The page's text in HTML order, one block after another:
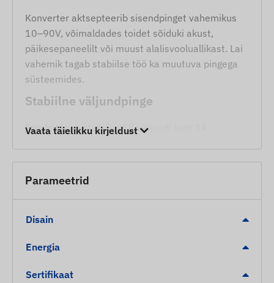
Konverter aktsepteerib sisendpinget vahemikus
10–90V, võimaldades toidet sõiduki akust,
päikesepaneelilt või muust alalisvooluallikast. Lai
vahemik tagab stabiilse töö ka muutuva pingega
süsteemides.
Stabiilne väljundpinge
Seade tagab stabiilse 5V väljundi kuni 3A
vältides pingekõikumistest tingitud vigu.
mistõttu sobib see kasutamiseks nii
Vaata täielikku kirjeldust
Parameetrid
Disain
Energia
Sertifikaat